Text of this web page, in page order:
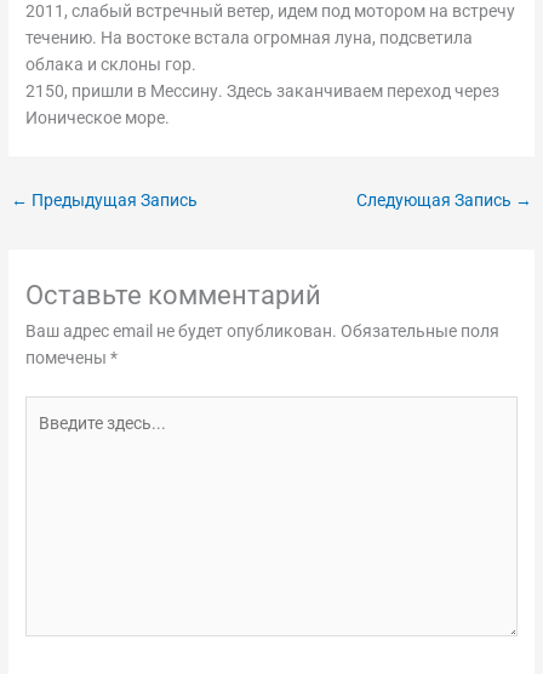
2011, слабый встречный ветер, идем под мотором на встречу
течению. На востоке встала огромная луна, подсветила
облака и склоны гор.
2150, пришли в Мессину. Здесь заканчиваем переход через
Ионическое море.
← Предыдущая Запись Следующая Запись →
Оставьте комментарий
Ваш адрес email не будет опубликован. Обязательные поля
помечены*
здесь...